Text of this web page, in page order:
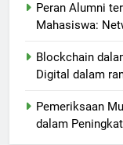
Peran Alumni
Mahasiswa:
Blockchain
Digital dalam
Pemeriksaan
dalam